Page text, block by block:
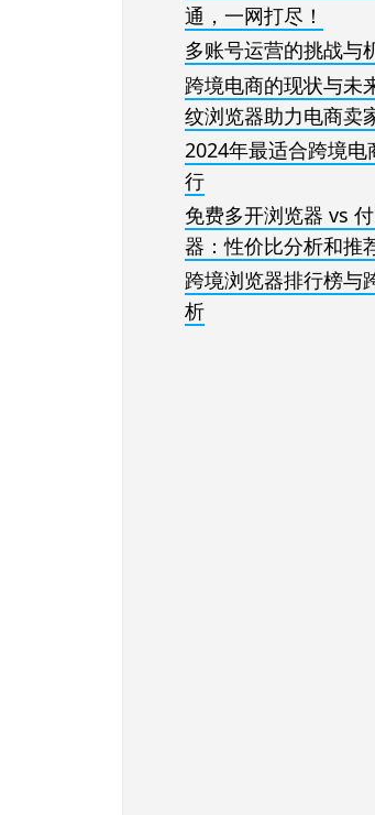
通，一网打尽！
多账号运营的挑战与
跨境电商的现状与未
纹浏览器助力电商卖
2024年最适合跨境电
行
免费多开浏览器 vs
器：性价比分析和推
跨境浏览器排行榜与
析